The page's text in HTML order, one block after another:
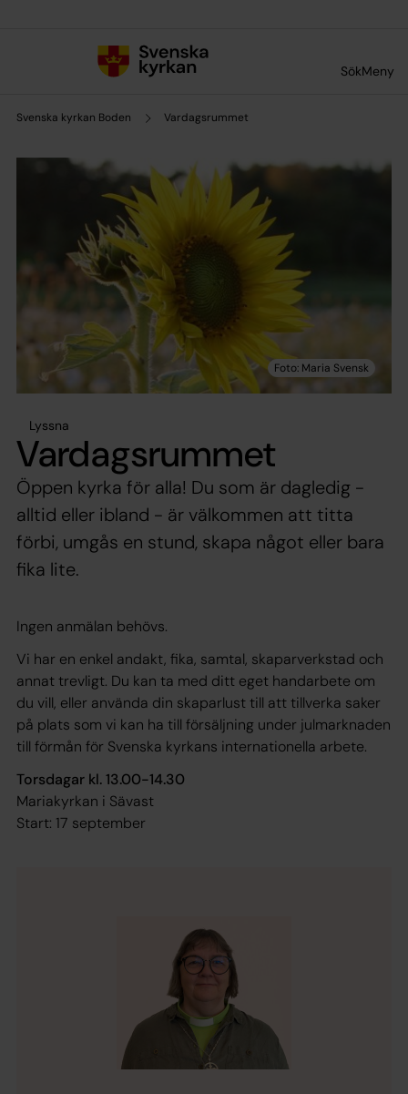
SökMeny
Svenska kyrkan Boden Vardagsrummet
Lyssna
Vardagsrummet
Öppen kyrka för alla! Du som är dagledig -
alltid eller ibland - är välkommen att titta
förbi, umgås en stund, skapa något eller bara
fika lite.
Ingen anmälan behövs.
Vi har en enkel andakt, fika, samtal, skaparverkstad och
annat trevligt. Du kan ta med ditt eget handarbete om
du vill, eller använda din skaparlust till att tillverka saker
på plats som vi kan ha till försäljning under julmarknaden
till förmån för Svenska kyrkans internationella arbete.
Torsdagar kl. 13.00-14.30
Mariakyrkan i Sävast
Start: 17 september